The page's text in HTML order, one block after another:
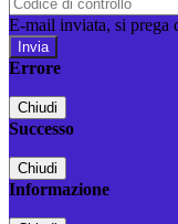
E-mail inviata, si prega
Errore
Chiudi
Successo
Chiudi
Informazione